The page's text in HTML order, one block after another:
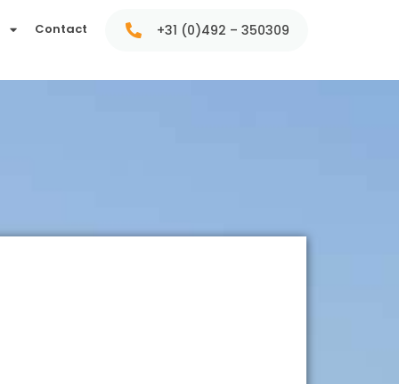
Contact +31 (0)492 – 350309